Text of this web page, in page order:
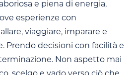
e piena di energia,
esperienze con
viaggiare, imparare e
Prendo decisioni con facilità e
Non aspetto mai